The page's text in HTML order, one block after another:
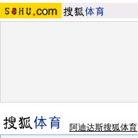
阿迪达斯搜狐体育